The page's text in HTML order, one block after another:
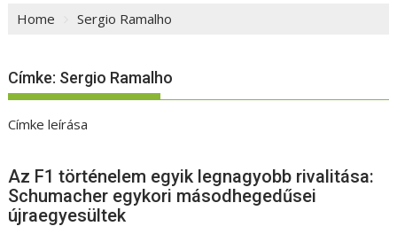
Home Sergio Ramalho
Címke: Sergio Ramalho
Címke leírása
Az F1 történelem egyik legnagyobb rivalitása:
Schumacher egykori másodhegedűsei
újraegyesültek